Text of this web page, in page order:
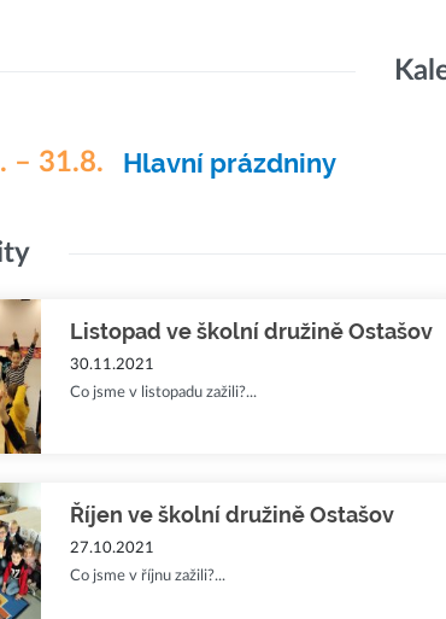
– 31.8. Hlavní prázdniny
Listopad ve školní družině Ostašov
30.11.2021
Co jsme v listopadu zažili?...
Říjen ve školní družině Ostašov
27.10.2021
Co jsme v říjnu zažili?...